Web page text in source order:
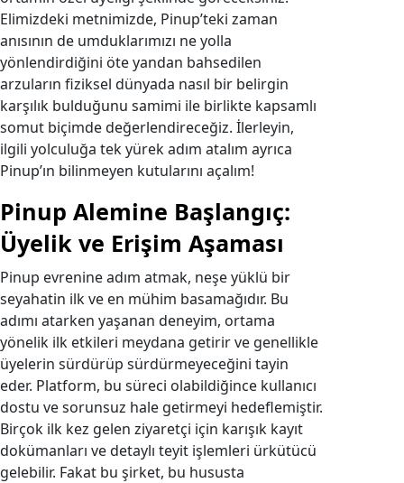
Elimizdeki metnimizde, Pinup’teki zaman
anısının de umduklarımızı ne yolla
yönlendirdiğini öte yandan bahsedilen
arzuların fiziksel dünyada nasıl bir belirgin
karşılık bulduğunu samimi ile birlikte kapsamlı
somut biçimde değerlendireceğiz. İlerleyin,
ilgili yolculuğa tek yürek adım atalım ayrıca
Pinup’ın bilinmeyen kutularını açalım!
Pinup Alemine Başlangıç:
Üyelik ve Erişim Aşaması
Pinup evrenine adım atmak, neşe yüklü bir
seyahatin ilk ve en mühim basamağıdır. Bu
adımı atarken yaşanan deneyim, ortama
yönelik ilk etkileri meydana getirir ve genellikle
üyelerin sürdürüp sürdürmeyeceğini tayin
eder. Platform, bu süreci olabildiğince kullanıcı
dostu ve sorunsuz hale getirmeyi hedeflemiştir.
Birçok ilk kez gelen ziyaretçi için karışık kayıt
dokümanları ve detaylı teyit işlemleri ürkütücü
gelebilir. Fakat bu şirket, bu hususta